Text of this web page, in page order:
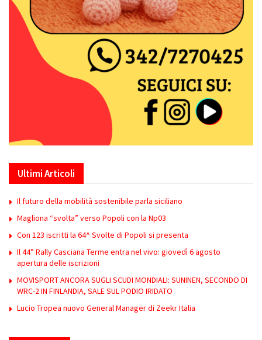
Ultimi Articoli
Il futuro della mobilità sostenibile parla siciliano
Magliona “svolta” verso Popoli con la Np03
Con 123 iscritti la 64^ Svolte di Popoli si presenta
Il 44° Rally Casciana Terme entra nel vivo: giovedì 6 agosto
apertura delle iscrizioni
MOVISPORT ANCORA SUGLI SCUDI MONDIALI: SUNINEN, SECONDO DI
WRC-2 IN FINLANDIA, SALE SUL PODIO IRIDATO
Lucio Tropea nuovo General Manager di Zeekr Italia